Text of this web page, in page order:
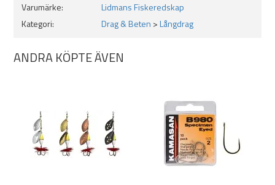
Varumärke:
Lidmans Fiskeredskap
Kategori:
Drag & Beten >Långdrag
ANDRA KÖPTE ÄVEN